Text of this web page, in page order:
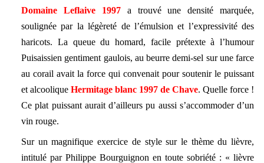
Domaine Leflaive 1997a trouvé une densité marquée,
soulignée par la légèreté de l’émulsion et l’expressivité des
haricots. La queue du homard, facile prétexte à l’humour
Puisaissien gentiment gaulois, au beurre demi-sel sur une farce
au corail avait la force qui convenait pour soutenir le puissant
et alcooliqueHermitage blanc 1997 de Chave. Quelle force !
Ce plat puissant aurait d’ailleurs pu aussi s’accommoder d’un
vin rouge.
Sur un magnifique exercice de style sur le thème du lièvre,
intitulé par Philippe Bourguignon en toute sobriété : « lièvre